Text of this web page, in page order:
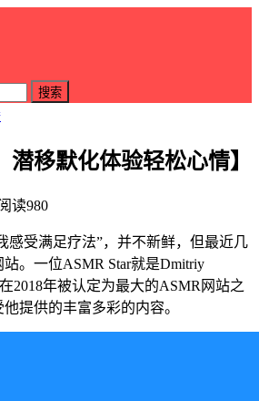
搜索
潜移默化体验轻松心情】
读980
感受满足疗法”，并不新鲜，但最近几
。一位ASMR Star就是Dmitriy
2018年被认定为最大的ASMR网站之
提供的丰富多彩的内容。